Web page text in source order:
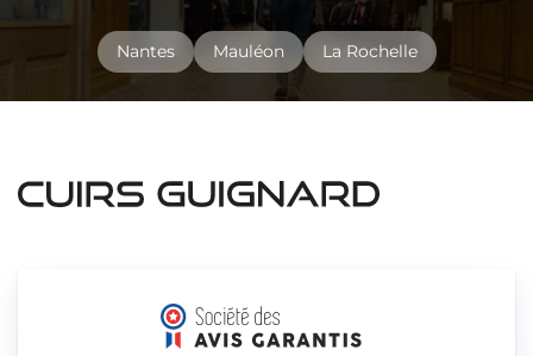
Nantes Mauléon La Rochelle